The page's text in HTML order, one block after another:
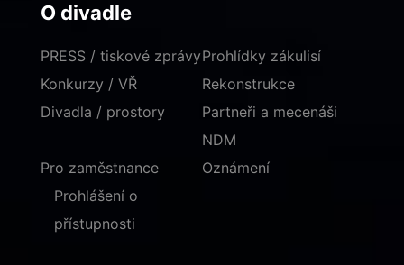
O divadle
PRESS / tiskové zprávy
Konkurzy / VŘ
Divadla / prostory
Prohlídky zákulisí
Rekonstrukce
Partneři a mecenáši
NDM
Pro zaměstnance
Oznámení
Prohlášení o
přístupnosti